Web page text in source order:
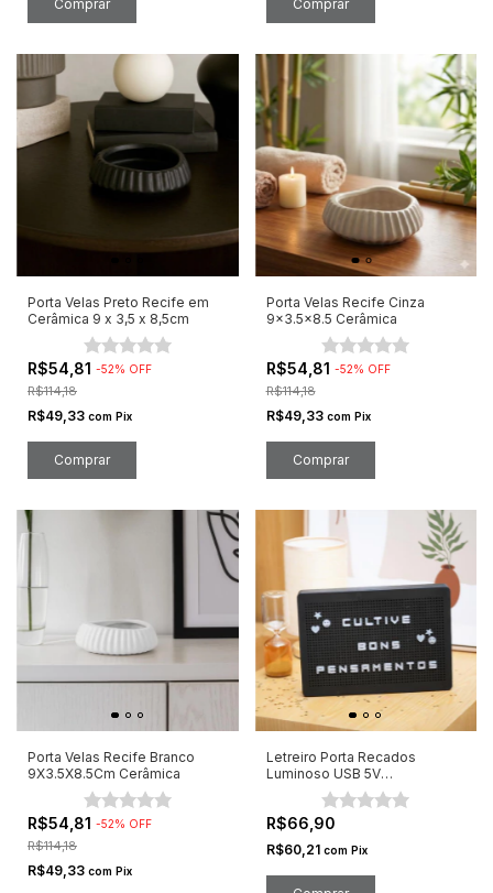
Porta Velas Preto Recife em
Cerâmica 9 x 3,5 x 8,5cm
R$54,81 -52% OFF
R$114,18
R$49,33 com Pix
Porta Velas Recife Cinza
9x3.5x8.5 Cerâmica
R$54,81 -52% OFF
R$114,18
R$49,33 com Pix
Porta Velas Recife Branco
9X3.5X8.5Cm Cerâmica
R$54,81 -52% OFF
R$114,18
R$49,33 com Pix
Letreiro Porta Recados
Luminoso USB 5V
29.5x21x4cm
R$66,90
R$60,21 com Pix